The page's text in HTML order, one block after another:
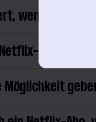
wenn ich
Abo teurer,
Möglichkeit